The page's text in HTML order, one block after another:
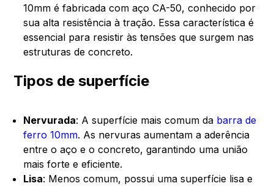
10mm é fabricada com aço CA-50, conhecido por
sua alta resistência à tração. Essa característica é
essencial para resistir às tensões que surgem nas
estruturas de concreto.
Tipos de superfície
Nervurada: A superfície mais comum da barra de
ferro 10mm. As nervuras aumentam a aderência
entre o aço e o concreto, garantindo uma união
mais forte e eficiente.
Lisa: Menos comum, possui uma superfície lisa e